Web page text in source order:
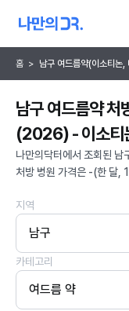
홈 > 남구 여드름약(이소티논
남구 여드름약 처
(2026) - 이소티
나만의닥터에서 조회된 남
처방 병원 가격은 -(한 달,
지역
남구
카테고리
여드름 약